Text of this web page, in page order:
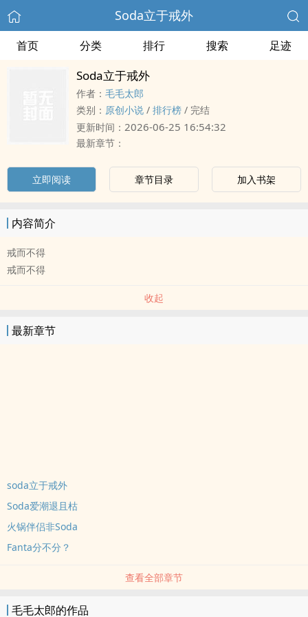
Soda立于戒外
首页 分类 排行 搜索 足迹
Soda立于戒外
作者： 毛毛太郎
类别： 原创小说 / 排行榜 / 完结
更新时间： 2026-06-25 16:54:32
最新章节：
立即阅读 章节目录 加入书架
内容简介
戒而不得
戒而不得
收起
最新章节
soda立于戒外
Soda爱潮退且枯
火锅伴侣非Soda
Fanta分不分？
查看全部章节
毛毛太郎的作品